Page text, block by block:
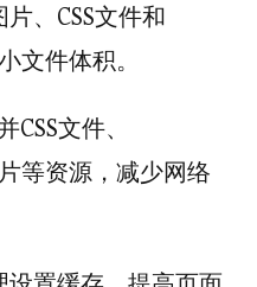
、CSS文件和
文件体积。
CSS文件、
等资源，减少网络